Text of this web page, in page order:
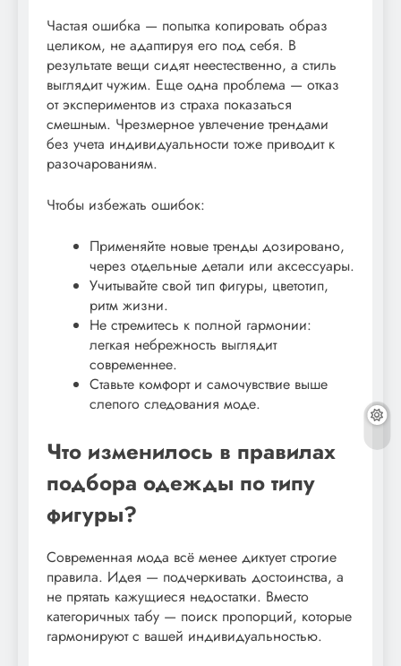
Частая ошибка — попытка копировать образ
целиком, не адаптируя его под себя. В
результате вещи сидят неестественно, а стиль
выглядит чужим. Еще одна проблема — отказ
от экспериментов из страха показаться
смешным. Чрезмерное увлечение трендами
без учета индивидуальности тоже приводит к
разочарованиям.
Чтобы избежать ошибок:
Применяйте новые тренды дозировано,
через отдельные детали или аксессуары.
Учитывайте свой тип фигуры, цветотип,
ритм жизни.
Не стремитесь к полной гармонии:
легкая небрежность выглядит
современнее.
Ставьте комфорт и самочувствие выше
слепого следования моде.
Что изменилось в правилах
подбора одежды по типу
фигуры?
Современная мода всё менее диктует строгие
правила. Идея — подчеркивать достоинства, а
не прятать кажущиеся недостатки. Вместо
категоричных табу — поиск пропорций, которые
гармонируют с вашей индивидуальностью.